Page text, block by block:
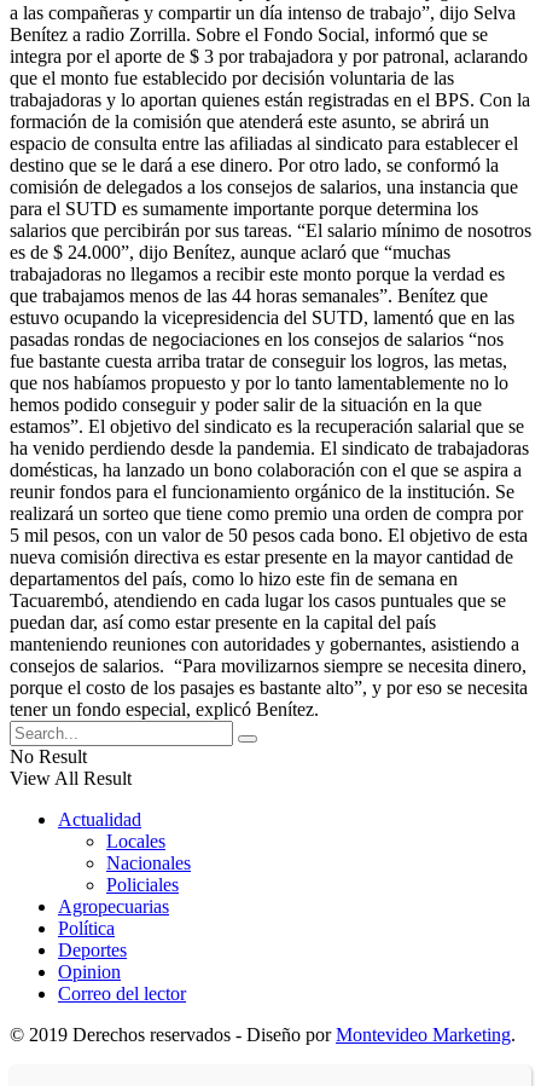
a las compañeras y compartir un día intenso de trabajo”, dijo Selva
Benítez a radio Zorrilla. Sobre el Fondo Social, informó que se
integra por el aporte de $ 3 por trabajadora y por patronal, aclarando
que el monto fue establecido por decisión voluntaria de las
trabajadoras y lo aportan quienes están registradas en el BPS. Con la
formación de la comisión que atenderá este asunto, se abrirá un
espacio de consulta entre las afiliadas al sindicato para establecer el
destino que se le dará a ese dinero. Por otro lado, se conformó la
comisión de delegados a los consejos de salarios, una instancia que
para el SUTD es sumamente importante porque determina los
salarios que percibirán por sus tareas. “El salario mínimo de nosotros
es de $ 24.000”, dijo Benítez, aunque aclaró que “muchas
trabajadoras no llegamos a recibir este monto porque la verdad es
que trabajamos menos de las 44 horas semanales”. Benítez que
estuvo ocupando la vicepresidencia del SUTD, lamentó que en las
pasadas rondas de negociaciones en los consejos de salarios “nos
fue bastante cuesta arriba tratar de conseguir los logros, las metas,
que nos habíamos propuesto y por lo tanto lamentablemente no lo
hemos podido conseguir y poder salir de la situación en la que
estamos”. El objetivo del sindicato es la recuperación salarial que se
ha venido perdiendo desde la pandemia. El sindicato de trabajadoras
domésticas, ha lanzado un bono colaboración con el que se aspira a
reunir fondos para el funcionamiento orgánico de la institución. Se
realizará un sorteo que tiene como premio una orden de compra por
5 mil pesos, con un valor de 50 pesos cada bono. El objetivo de esta
nueva comisión directiva es estar presente en la mayor cantidad de
departamentos del país, como lo hizo este fin de semana en
Tacuarembó, atendiendo en cada lugar los casos puntuales que se
puedan dar, así como estar presente en la capital del país
manteniendo reuniones con autoridades y gobernantes, asistiendo a
consejos de salarios. “Para movilizarnos siempre se necesita dinero,
porque el costo de los pasajes es bastante alto”, y por eso se necesita
tener un fondo especial, explicó Benítez.
No Result
View All Result
Actualidad
Locales
Nacionales
Policiales
Agropecuarias
Política
Deportes
Opinion
Correo del lector
© 2019 Derechos reservados - Diseño porMontevideo Marketing.